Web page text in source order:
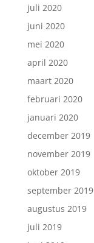
juli 2020
juni 2020
mei 2020
april 2020
maart 2020
februari 2020
januari 2020
december 2019
november 2019
oktober 2019
september 2019
augustus 2019
juli 2019